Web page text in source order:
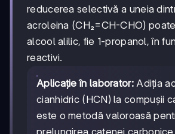
reducerea selectivă a uneia
acroleina (CH₂=CH-CHO)
alcool alilic, fie 1-propanol, în
reactivi.
Aplicație în laborator:Adiția
cianhidric (HCN) la compușii
este o metodă valoroasă